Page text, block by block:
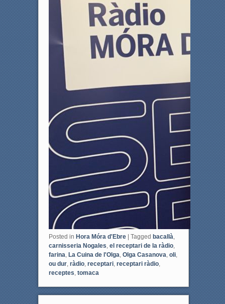
Posted in Hora Móra d'Ebre Tagged bacallà,
carnisseria Nogales, el receptari de la ràdio,
farina, La Cuina de l'Olga, Olga Casanova, oli,
ou dur, ràdio, receptari, receptari ràdio,
receptes, tomaca